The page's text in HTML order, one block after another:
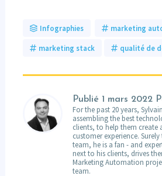
Infographies marketing
marketing stack qualité de
Publié 1 mars 2022
For the past 20 years,
assembling the best
clients, to help them create
customer experience.
team, he is a fan - and
next to his clients, drives
Marketing Automation
team.